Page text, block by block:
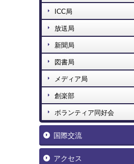
ICC局
放送局
新聞局
図書局
メディア局
創楽部
ボランティア同好会
国際交流
アクセス